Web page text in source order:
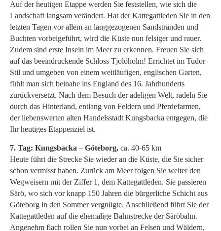
Auf der heutigen Etappe werden Sie feststellen, wie sich die
Landschaft langsam verändert. Hat der Kattegattleden Sie in den
letzten Tagen vor allem an langgezogenen Sandstränden und
Buchten vorbeigeführt, wird die Küste nun felsiger und rauer.
Zudem sind erste Inseln im Meer zu erkennen. Freuen Sie sich
auf das beeindruckende Schloss Tjolöholm! Errichtet im Tudor-
Stil und umgeben von einem weitläufigen, englischen Garten,
fühlt man sich beinahe ins England des 16. Jahrhunderts
zurückversetzt. Nach dem Besuch der adeligen Welt, radeln Sie
durch das Hinterland, entlang von Feldern und Pferdefarmen,
der liebenswerten alten Handelsstadt Kungsbacka entgegen, die
Ihr heutiges Etappenziel ist.
7. Tag: Kungsbacka – Göteborg, ca. 40-65 km
Heute führt die Strecke Sie wieder an die Küste, die Sie sicher
schon vermisst haben. Zurück am Meer folgen Sie weiter den
Wegweisern mit der Ziffer 1, dem Kattegattleden. Sie passieren
Särö, wo sich vor knapp 150 Jahren die bürgerliche Schicht aus
Göteborg in den Sommer vergnügte. Anschließend führt Sie der
Kattegattleden auf die ehemalige Bahnstrecke der Säröbahn.
Angenehm flach rollen Sie nun vorbei an Felsen und Wäldern,